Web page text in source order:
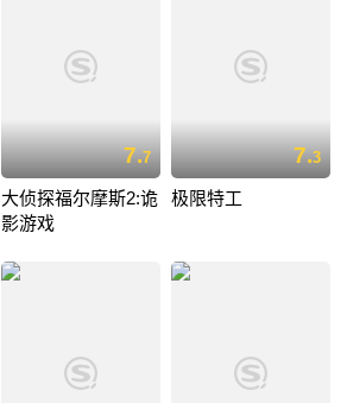
7.7
大侦探福尔摩斯2:诡
影游戏
7.3
极限特工